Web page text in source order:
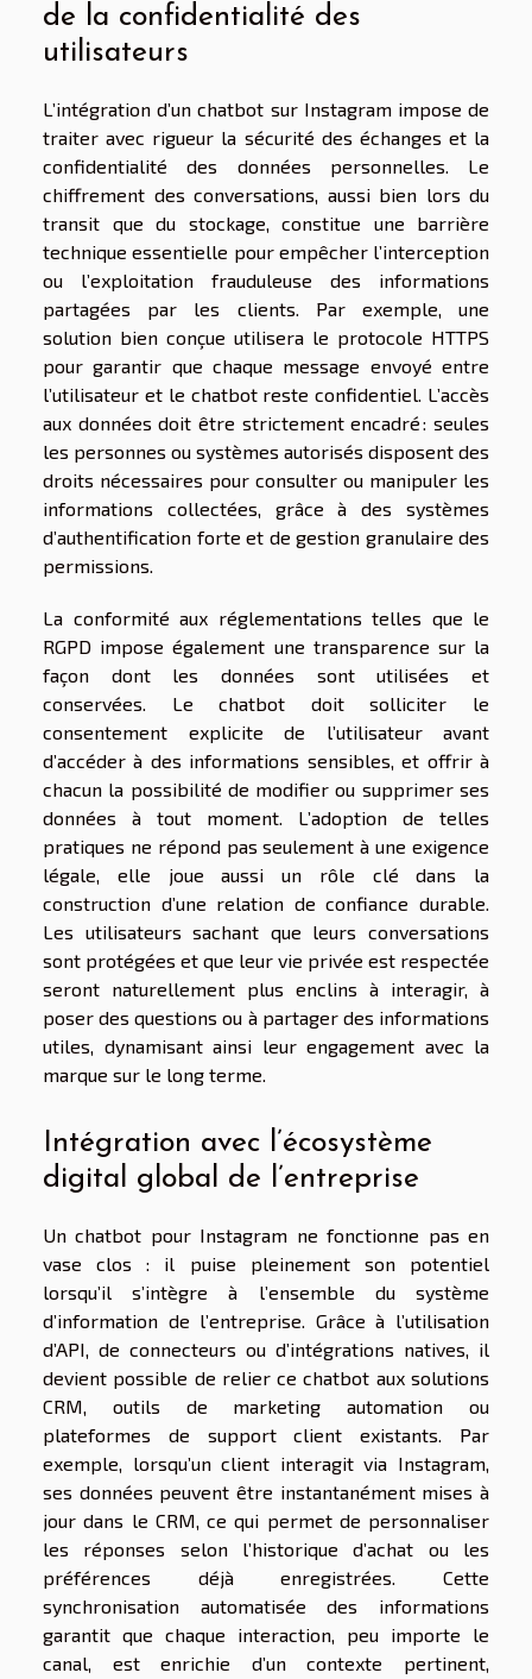
de la confidentialité des
utilisateurs
L’intégration d’un chatbot sur Instagram impose de
traiter avec rigueur la sécurité des échanges et la
confidentialité des données personnelles. Le
chiffrement des conversations, aussi bien lors du
transit que du stockage, constitue une barrière
technique essentielle pour empêcher l’interception
ou l’exploitation frauduleuse des informations
partagées par les clients. Par exemple, une
solution bien conçue utilisera le protocole HTTPS
pour garantir que chaque message envoyé entre
l’utilisateur et le chatbot reste confidentiel. L’accès
aux données doit être strictement encadré : seules
les personnes ou systèmes autorisés disposent des
droits nécessaires pour consulter ou manipuler les
informations collectées, grâce à des systèmes
d’authentification forte et de gestion granulaire des
permissions.
La conformité aux réglementations telles que le
RGPD impose également une transparence sur la
façon dont les données sont utilisées et
conservées. Le chatbot doit solliciter le
consentement explicite de l’utilisateur avant
d’accéder à des informations sensibles, et offrir à
chacun la possibilité de modifier ou supprimer ses
données à tout moment. L’adoption de telles
pratiques ne répond pas seulement à une exigence
légale, elle joue aussi un rôle clé dans la
construction d’une relation de confiance durable.
Les utilisateurs sachant que leurs conversations
sont protégées et que leur vie privée est respectée
seront naturellement plus enclins à interagir, à
poser des questions ou à partager des informations
utiles, dynamisant ainsi leur engagement avec la
marque sur le long terme.
Intégration avec l’écosystème
digital global de l’entreprise
Un chatbot pour Instagram ne fonctionne pas en
vase clos : il puise pleinement son potentiel
lorsqu’il s’intègre à l’ensemble du système
d’information de l’entreprise. Grâce à l’utilisation
d’API, de connecteurs ou d’intégrations natives, il
devient possible de relier ce chatbot aux solutions
CRM, outils de marketing automation ou
plateformes de support client existants. Par
exemple, lorsqu’un client interagit via Instagram,
ses données peuvent être instantanément mises à
jour dans le CRM, ce qui permet de personnaliser
les réponses selon l’historique d’achat ou les
préférences déjà enregistrées. Cette
synchronisation automatisée des informations
garantit que chaque interaction, peu importe le
canal, est enrichie d’un contexte pertinent,